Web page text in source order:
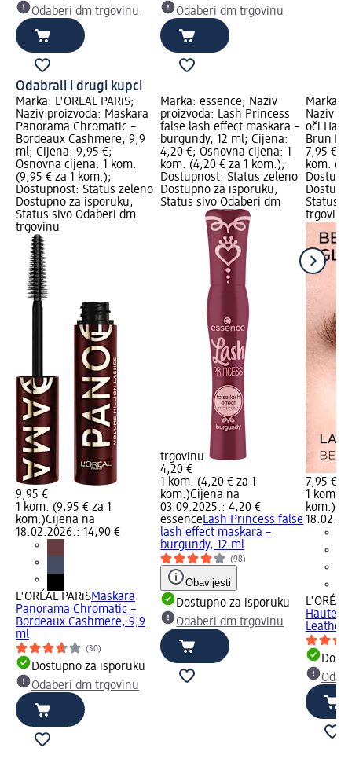
Odaberi dm trgovinu
Odaberi dm trgovinu
Odabrali i drugi kupci
Marka: L'ORÉAL PARiS;
Naziv proizvoda: Maskara
Panorama Chromatic –
Bordeaux Cashmere, 9,9
ml; Cijena: 9,95 €;
Osnovna cijena: 1 kom.
(9,95 € za 1 kom.);
Dostupnost: Status zeleno
Dostupno za isporuku,
Status sivo Odaberi dm
trgovinu
9,95 €
1 kom. (9,95 € za 1
kom.)Cijena na
18.02.2026.: 14,90 €
L'ORÉAL PARiSMaskara
Panorama Chromatic –
Bordeaux Cashmere, 9,9
ml
(30)
Dostupno za isporuku
Odaberi dm trgovinu
Marka: essence; Naziv
proizvoda: Lash Princess
false lash effect maskara –
burgundy, 12 ml; Cijena:
4,20 €; Osnovna cijena: 1
kom. (4,20 € za 1 kom.);
Dostupnost: Status zeleno
Dostupno za isporuku,
Status sivo Odaberi dm
trgovinu
4,20 €
1 kom. (4,20 € za 1
kom.)Cijena na
03.09.2025.: 4,20 €
essenceLash Princess false
lash effect maskara –
burgundy, 12 ml
(98)
Obavijesti
Dostupno za isporuku
Odaberi dm trgovinu
Marka:
Naziv
oči
Brun
7,95 €;
kom.
Status
trgovinu
7,95 €
1 kom.
kom.)
L'ORÉAL
Haute
Leather,